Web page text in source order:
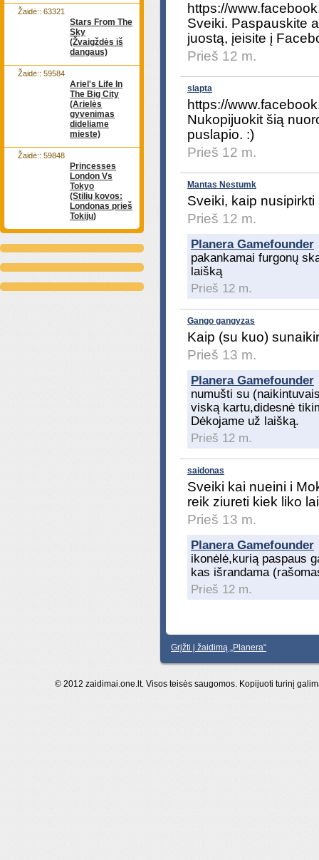
Stars From The
Sky
(Žvaigždės iš
dangaus)
Žaidė:: 63321
Ariel's Life In
The Big City
(Arielės
gyvenimas
dideliame
mieste)
Žaidė:: 59584
Princesses
London Vs
Tokyo
(Stilių kovos:
Londonas prieš
Tokijų)
Žaidė:: 59848
https://
Sveiki. Paspauskite
juostą, įeisite į
Prieš 12 m.
slapta
https://
Nukopijuokit šią
puslapio. :)
Prieš 12 m.
Mantas Nestumk
Sveiki, kaip
Prieš 12 m.
Planera Gamefounder
pakankamai furgonų
laišką
Prieš 12 m.
Gango gangyzas
Kaip (su kuo)
Prieš 13 m.
Planera Gamefounder
numušti su
viską kartu,didesnė
Dėkojame už laišką.
Prieš 12 m.
saidonas
Sveiki kai nueini i
reik ziureti kiek liko
Prieš 13 m.
Planera Gamefounder
ikonėlė,kurią paspaus
kas išrandama
Prieš 12 m.
Grįžti į žaidimą „Planera“
© 2012 zaidimai.one.lt. Visos teisės saugomos. Kopijuoti turinį